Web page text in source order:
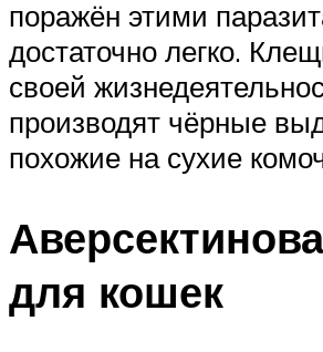
поражён этими
достаточно легко.
своей
производят чёрные
похожие на сухие
для кошек